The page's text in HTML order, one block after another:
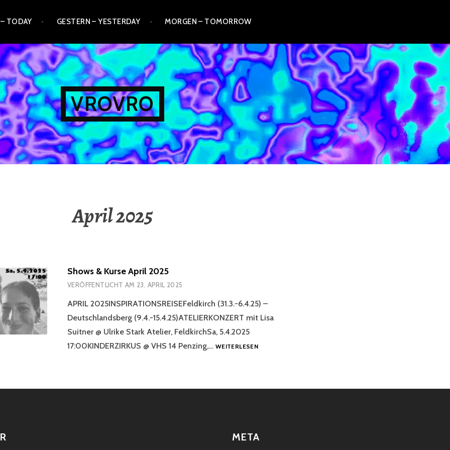
TODAY GESTERN – YESTERDAY MORGEN – TOMORROW
VROVRO
April 2025
Shows & Kurse April 2025
VERÖFFENTLICHT AM 23. APRIL 2025
APRIL 2025INSPIRATIONSREISEFeldkirch (31.3.-6.4.25) –
Deutschlandsberg (9.4.-15.4.25)ATELIERKONZERT mit Lisa
Suitner @ Ulrike Stark Atelier, FeldkirchSa, 5.4.2025
17:00KINDERZIRKUS @ VHS 14 Penzing,… WEITERLESENSHOWS
META